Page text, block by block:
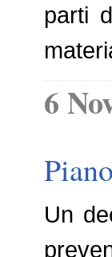
parti
6
Un